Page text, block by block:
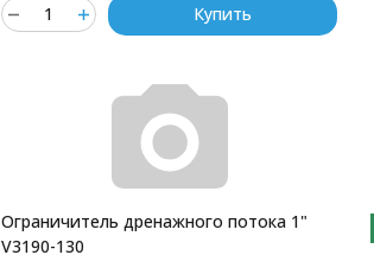
Купить
Ограничитель дренажного потока 1"
V3190-130